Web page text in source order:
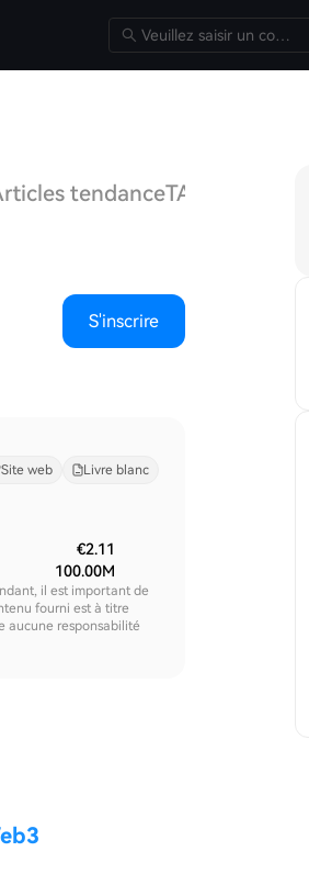
tendanceTANPIN Q&A
S'inscrire
Site web Livre blanc
€2.11
100.00M
il est important de
fourni est à titre
aucune responsabilité